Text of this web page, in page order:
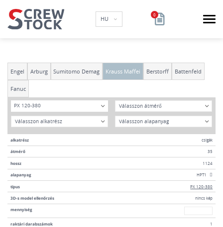
HU
Engel Arburg Sumitomo Demag Krauss Maffei Berstorff Battenfeld
Fanuc
típus
PX 120-380
átmérő
Év
Anyag
alkatrész csigák
átmérő 35
hossz 1124
alapanyag HPT1
típus PX 120-380
3D-s model ellenőrzés nincs kép
mennyiség
raktári darabszámok 1